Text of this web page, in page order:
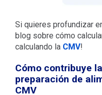
Si quieres profundizar
blog sobre cómo
calculando la CMV!
Cómo contribuye
preparación de
CMV